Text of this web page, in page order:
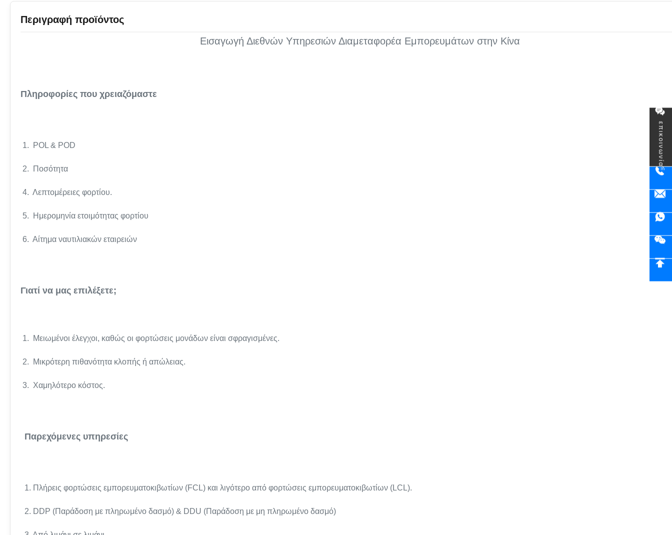
επικοινωνία
Περιγραφή προϊόντος
Εισαγωγή Διεθνών Υπηρεσιών Διαμεταφορέα Εμπορευμάτων στην Κίνα
Πληροφορίες που χρειαζόμαστε
1. POL & POD
2. Ποσότητα
4. Λεπτομέρειες φορτίου.
5. Ημερομηνία ετοιμότητας φορτίου
6. Αίτημα ναυτιλιακών εταιρειών
Γιατί να μας επιλέξετε;
1. Μειωμένοι έλεγχοι, καθώς οι φορτώσεις μονάδων είναι σφραγισμένες.
2. Μικρότερη πιθανότητα κλοπής ή απώλειας.
3. Χαμηλότερο κόστος.
Παρεχόμενες υπηρεσίες
1. Πλήρεις φορτώσεις εμπορευματοκιβωτίων (FCL) και λιγότερο από φορτώσεις εμπορευματοκιβωτίων (LCL).
2. DDP (Παράδοση με πληρωμένο δασμό) & DDU (Παράδοση με μη πληρωμένο δασμό)